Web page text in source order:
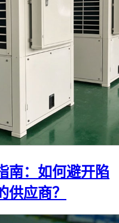
南：如何避开陷
供应商？